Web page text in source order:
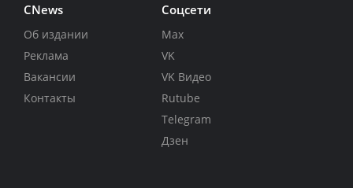
CNews
Об издании
Реклама
Вакансии
Контакты
Соцсети
Max
VK
VK Видео
Rutube
Telegram
Дзен